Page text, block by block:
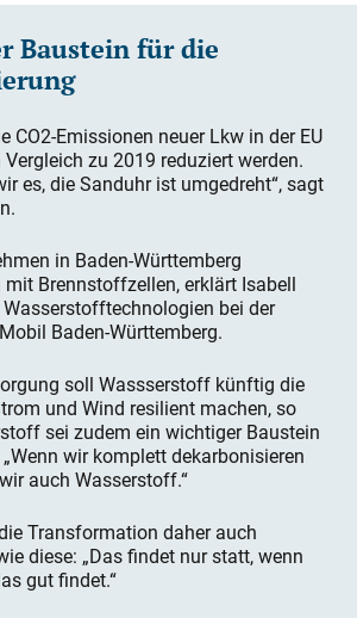
Baustein für die
CO2-Emissionen neuer Lkw in der EU
zu 2019 reduziert werden.
es, die Sanduhr ist umgedreht“, sagt
in Baden-Württemberg
Brennstoffzellen, erklärt Isabell
bei der
Baden-Württemberg.
soll Wassserstoff künftig die
und Wind resilient machen, so
sei zudem ein wichtiger Baustein
wir komplett dekarbonisieren
auch Wasserstoff.“
Transformation daher auch
diese: „Das findet nur statt, wenn
gut findet.“